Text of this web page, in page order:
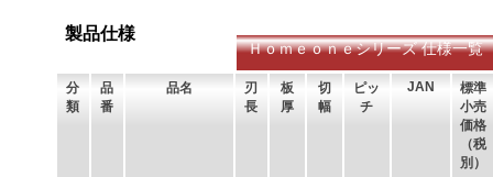
まれないようにしています。 板厚より切幅は大きくなります。
製品仕様
Ｈｏｍｅｏｎｅシリーズ 仕様一覧
分
類
品
番
品名
刃
長
板
厚
切
幅
ピッ
チ
JAN
標準
小売
価格
（税
別）